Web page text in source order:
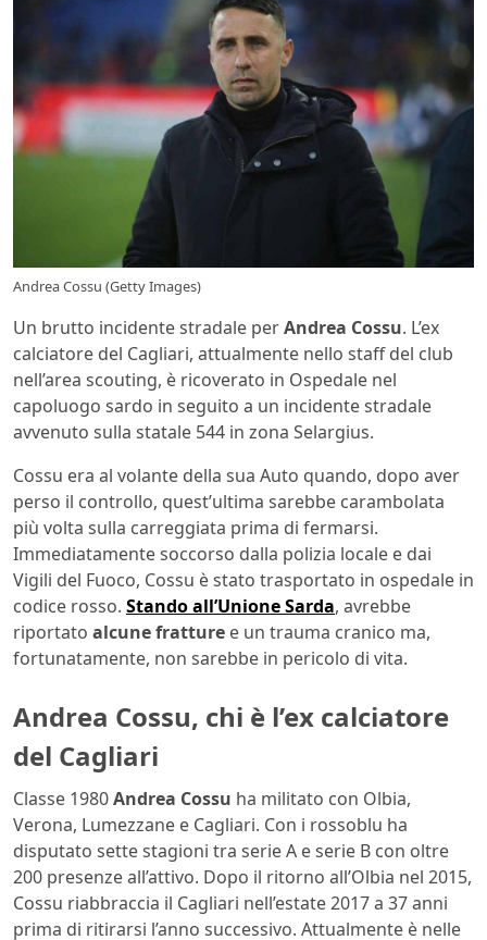
Andrea Cossu (Getty Images)
Un brutto incidente stradale perAndrea Cossu. L’ex
calciatore del Cagliari, attualmente nello staff del club
nell’area scouting, è ricoverato in Ospedale nel
capoluogo sardo in seguito a un incidente stradale
avvenuto sulla statale 544 in zona Selargius.
Cossu era al volante della sua Auto quando, dopo aver
perso il controllo, quest’ultima sarebbe carambolata
più volta sulla carreggiata prima di fermarsi.
Immediatamente soccorso dalla polizia locale e dai
Vigili del Fuoco, Cossu è stato trasportato in ospedale in
codice rosso. Stando all’Unione Sarda, avrebbe
riportato alcune fratture e un trauma cranico ma,
fortunatamente, non sarebbe in pericolo di vita.
Andrea Cossu, chi è l’ex calciatore
del Cagliari
Classe 1980Andrea Cossu ha militato con Olbia,
Verona, Lumezzane e Cagliari. Con i rossoblu ha
disputato sette stagioni tra serie A e serie B con oltre
200 presenze all’attivo. Dopo il ritorno all’Olbia nel 2015,
Cossu riabbraccia il Cagliari nell’estate 2017 a 37 anni
prima di ritirarsi l’anno successivo. Attualmente è nelle